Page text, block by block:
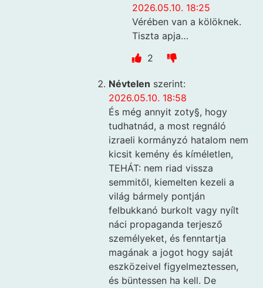
2026.05.10. 18:25
Vérében van a kölöknek.
Tiszta apja…
2
Névtelen szerint:
2026.05.10. 18:58
És még annyit zoty§, hogy
tudhatnád, a most regnáló
izraeli kormányzó hatalom nem
kicsit kemény és kíméletlen,
TEHÁT: nem riad vissza
semmitől, kiemelten kezeli a
világ bármely pontján
felbukkanó burkolt vagy nyílt
náci propaganda terjesző
személyeket, és fenntartja
magának a jogot hogy saját
eszközeivel figyelmeztessen,
és büntessen ha kell. De